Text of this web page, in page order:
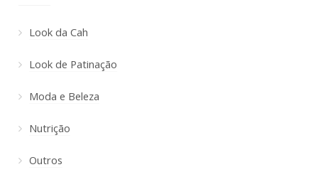
Look da Cah
Look de Patinação
Moda e Beleza
Nutrição
Outros